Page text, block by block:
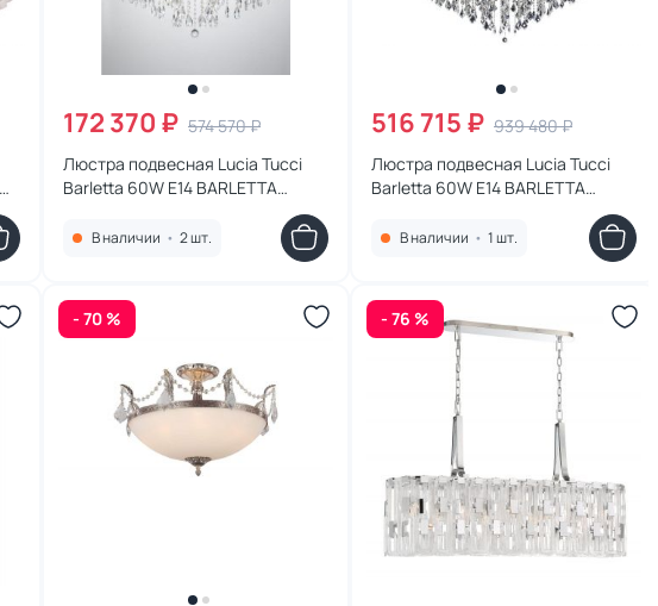
172 370 ₽ 574 570 ₽
Люстра подвесная Lucia Tucci
Barletta 60W E14 BARLETTA
В наличии • 2 шт.
516 715 ₽ 939 480 ₽
Люстра подвесная Lucia Tucci
Barletta 60W E14 BARLETTA
В наличии • 1 шт.
- 70 % - 76 %